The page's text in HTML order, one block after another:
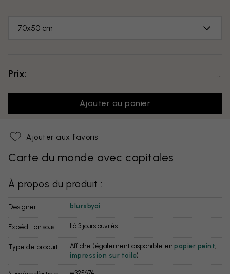
70x50 cm
Prix:
Ajouter au panier
Ajouter aux favoris
Carte du monde avec capitales
À propos du produit :
Designer: blursbyai
Expédition sous: 1 à 3 jours ouvrés
Type de produit: Affiche (également disponible en papier peint
impression sur toile)